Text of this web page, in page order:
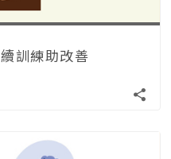
訓練助改善